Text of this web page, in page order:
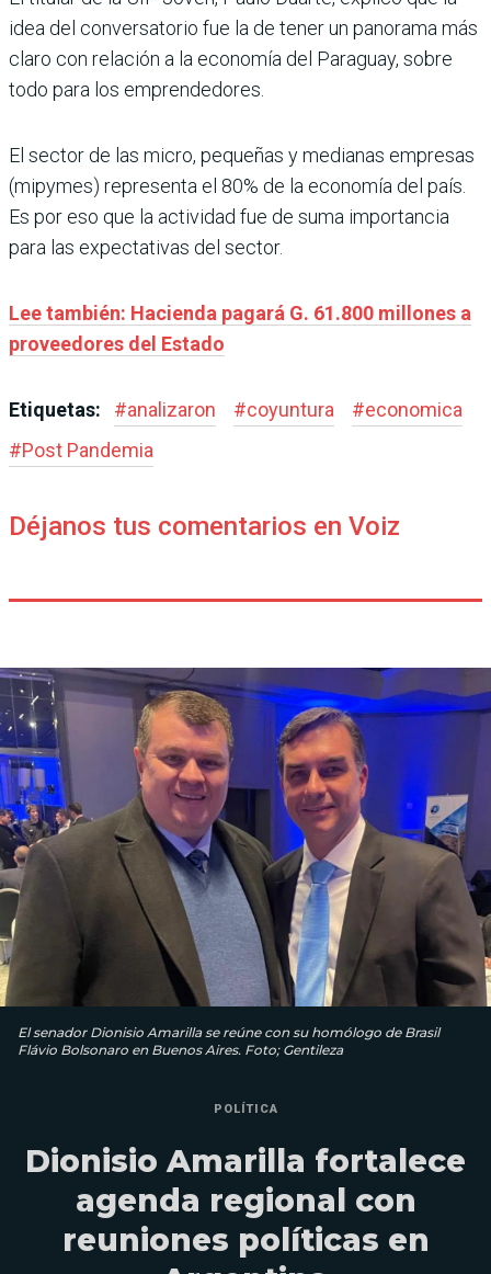
idea del conversatorio fue la de tener un panorama más
claro con relación a la economía del Paraguay, sobre
todo para los emprendedores.
El sector de las micro, pequeñas y medianas empresas
(mipymes) representa el 80% de la economía del país.
Es por eso que la actividad fue de suma importancia
para las expectativas del sector.
Lee también: Hacienda pagará G. 61.800 millones a
proveedores del Estado
Etiquetas: #analizaron #coyuntura #economica
#Post Pandemia
Déjanos tus comentarios en Voiz
El senador Dionisio Amarilla se reúne con su homólogo de Brasil
Flávio Bolsonaro en Buenos Aires. Foto; Gentileza
POLÍTICA
Dionisio Amarilla fortalece
agenda regional con
reuniones políticas en